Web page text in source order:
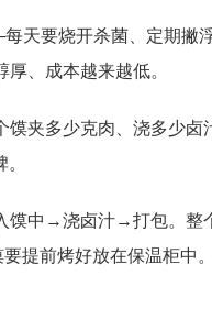
天要烧开杀菌、定期撇
、成本越来越低。
馍夹多少克肉、浇多少卤
馍中→浇卤汁→打包。整
提前烤好放在保温柜中